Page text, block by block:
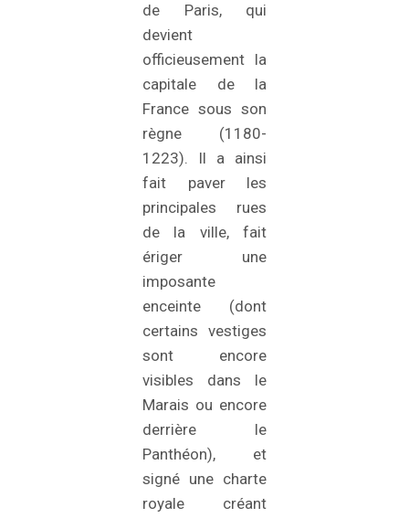
de Paris, qui
devient
officieusement la
capitale de la
France sous son
règne (1180-
1223). Il a ainsi
fait paver les
principales rues
de la ville, fait
ériger une
imposante
enceinte (dont
certains vestiges
sont encore
visibles dans le
Marais ou encore
derrière le
Panthéon), et
signé une charte
royale créant